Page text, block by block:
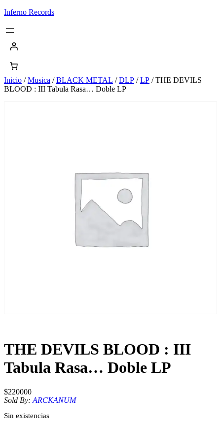
Saltar
contenido
Inferno Records
Inicio /Musica /BLACK METAL /DLP /LP / THE DEVILS
BLOOD : III Tabula Rasa… Doble LP
THE DEVILS BLOOD : III
Tabula Rasa… Doble LP
$220000
Sold By: ARCKANUM
Sin existencias